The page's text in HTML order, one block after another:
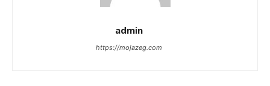
admin
https://mojazeg.com